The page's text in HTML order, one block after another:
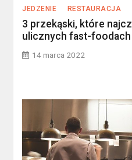
JEDZENIE RESTAURACJA
3 przekąski, które
ulicznych fast-foodach
14 marca 2022